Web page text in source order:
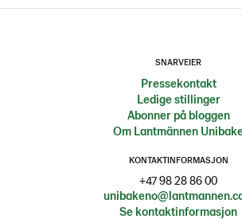
SNARVEIER
Pressekontakt
Ledige stillinger
Abonner på bloggen
Om Lantmännen
KONTAKTINFORMASJON
+47 98 28 86 00
Se kontaktinformasjon